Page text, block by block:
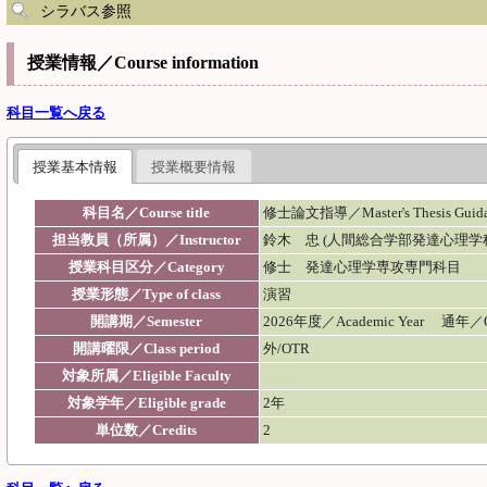
シラバス参照
授業情報／Course information
科目一覧へ戻る
授業基本情報 授業概要情報
科目名／Course title
修士論文指導／Master's Thesis
担当教員（所属）／Instructor
鈴木 忠 (人間総合学部発達心理学
授業科目区分／Category
修士 発達心理学専攻専門科目
授業形態／Type of class
演習
開講期／Semester
2026年度／Academic Year 通年／
開講曜限／Class period
外/OTR
対象所属／Eligible Faculty
対象学年／Eligible grade
2年
単位数／Credits
2